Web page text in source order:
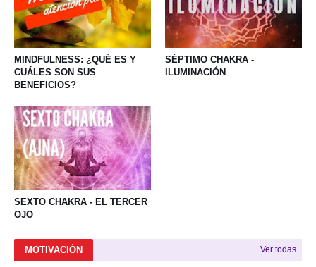
MINDFULNESS: ¿QUÉ ES Y
CUÁLES SON SUS
BENEFICIOS?
SÉPTIMO CHAKRA -
ILUMINACIÓN
SEXTO CHAKRA - EL TERCER
OJO
MOTIVACIÓN Ver todas